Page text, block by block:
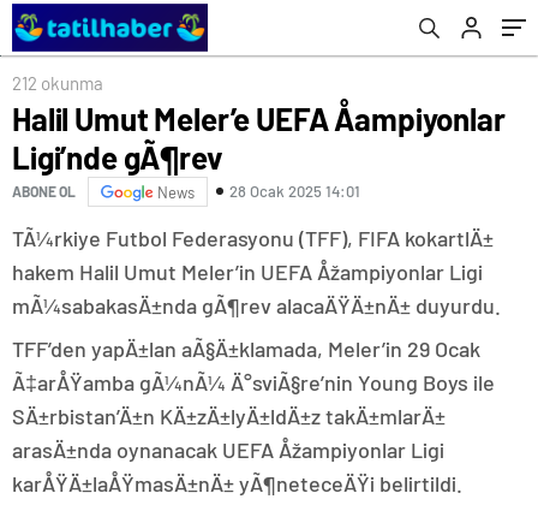
212 okunma
Halil Umut Meler’e UEFA Åampiyonlar
Ligi’nde gÃ¶rev
ABONE OL News 28 Ocak 2025 14:01
TÃ¼rkiye Futbol Federasyonu (TFF), FIFA kokartlÄ±
hakem Halil Umut Meler’in UEFA Åžampiyonlar Ligi
mÃ¼sabakasÄ±nda gÃ¶rev alacaÄŸÄ±nÄ± duyurdu.
TFF’den yapÄ±lan aÃ§Ä±klamada, Meler’in 29 Ocak
Ã‡arÅŸamba gÃ¼nÃ¼ Ä°sviÃ§re’nin Young Boys ile
SÄ±rbistan’Ä±n KÄ±zÄ±lyÄ±ldÄ±z takÄ±mlarÄ±
arasÄ±nda oynanacak UEFA Åžampiyonlar Ligi
karÅŸÄ±laÅŸmasÄ±nÄ± yÃ¶neteceÄŸi belirtildi.